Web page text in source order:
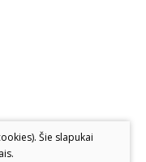
Šie slapukai